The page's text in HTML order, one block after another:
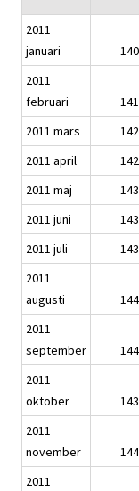
2011
januari
2011
februari
2011 mars
2011 april
2011 maj
2011 juni
2011 juli
2011
augusti
2011
september
2011
oktober
2011
november
2011